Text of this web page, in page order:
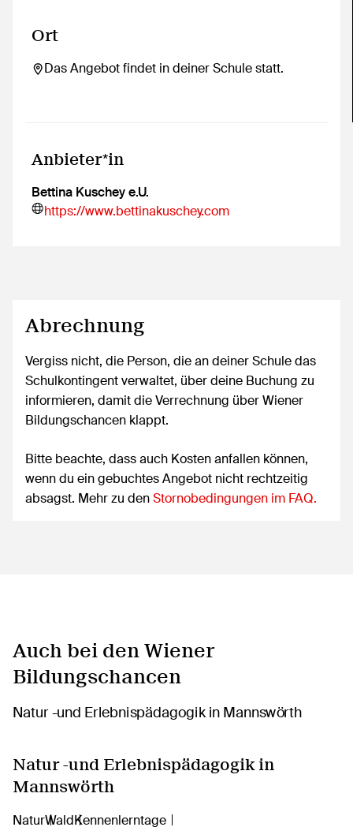
Ort
Das Angebot findet in deiner Schule statt.
Anbieter*in
Bettina Kuschey e.U.
https://www.bettinakuschey.com
Abrechnung
Vergiss nicht, die Person, die an deiner Schule das
Schulkontingent verwaltet, über deine Buchung zu
informieren, damit die Verrechnung über Wiener
Bildungschancen klappt.
Bitte beachte, dass auch Kosten anfallen können,
wenn du ein gebuchtes Angebot nicht rechtzeitig
absagst. Mehr zu denStornobedingungen im FAQ.
Auch bei den Wiener
Bildungschancen
Natur -und Erlebnispädagogik in
Mannswörth
NaturWaldKennenlerntage